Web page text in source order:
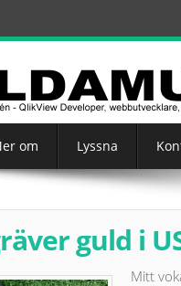
om Lyssna
guld i
Mitt